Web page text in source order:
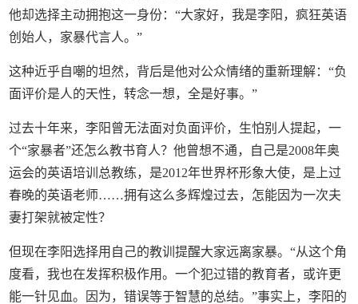
他却选择主动拥抱这一身份：“大家好，我是李阳，疯狂英语
创始人，家暴代言人。”
这种近乎自嘲的坦然，背后是他对公众情绪的重新理解：“负
面评价是人的天性，转念一想，全是好事。”
过去十年来，李阳曾无法面对负面评价，生怕别人提起，一
个“家暴者”还怎么教书育人？他曾想不通，自己是2008年奥
运会的英语培训总教练，是2012年世界杯形象大使，是上过
春晚的英语老师……拥有这么多辉煌过去，怎能因为一次夫
妻打架就被定性？
但现在李阳选择用自己的教训提醒大家远离家暴。“从这个角
度看，我也在发挥积极作用。一个犯过错的教育者，或许更
能一针见血。因为，错误等于智慧的总结。”事实上，李阳的